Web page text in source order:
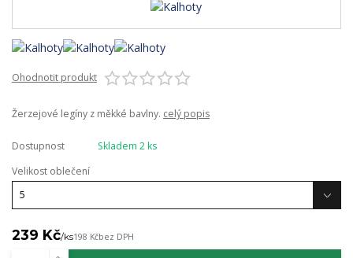
Ohodnotit produkt
Žerzejové legíny z měkké bavlny. celý popis
Dostupnost
Skladem 2 ks
Velikost oblečení
239 Kč/ks198 Kčbez DPH